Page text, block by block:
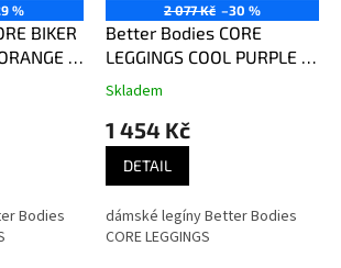
%
BIKER
–
Bodies
2 077 Kč –30 %
Better Bodies CORE
LEGGINGS COOL PURPLE –
legíny Better Bodies
Skladem
1 454 Kč
DETAIL
dámské legíny Better Bodies
CORE LEGGINGS